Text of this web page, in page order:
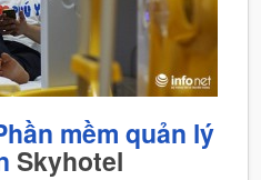
mềm quản lý
Skyhotel